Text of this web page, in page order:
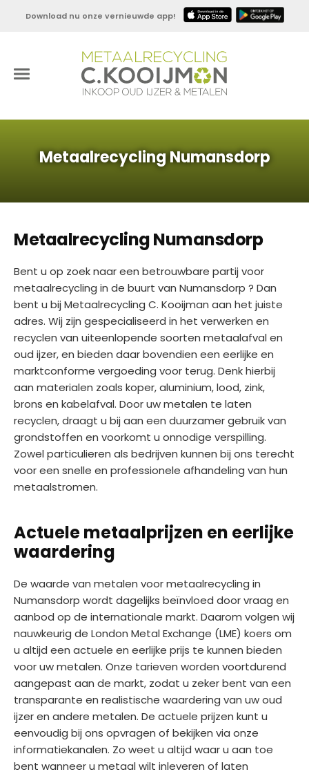
Download nu onze vernieuwde app!
Metaalrecycling Numansdorp
Metaalrecycling Numansdorp
Bent u op zoek naar een betrouwbare partij voor
metaalrecycling in de buurt van Numansdorp ? Dan
bent u bij Metaalrecycling C. Kooijman aan het juiste
adres. Wij zijn gespecialiseerd in het verwerken en
recyclen van uiteenlopende soorten metaalafval en
oud ijzer, en bieden daar bovendien een eerlijke en
marktconforme vergoeding voor terug. Denk hierbij
aan materialen zoals koper, aluminium, lood, zink,
brons en kabelafval. Door uw metalen te laten
recyclen, draagt u bij aan een duurzamer gebruik van
grondstoffen en voorkomt u onnodige verspilling.
Zowel particulieren als bedrijven kunnen bij ons terecht
voor een snelle en professionele afhandeling van hun
metaalstromen.
Actuele metaalprijzen en eerlijke
waardering
De waarde van metalen voor metaalrecycling in
Numansdorp wordt dagelijks beïnvloed door vraag en
aanbod op de internationale markt. Daarom volgen wij
nauwkeurig de London Metal Exchange (LME) koers om
u altijd een actuele en eerlijke prijs te kunnen bieden
voor uw metalen. Onze tarieven worden voortdurend
aangepast aan de markt, zodat u zeker bent van een
transparante en realistische waardering van uw oud
ijzer en andere metalen. De actuele prijzen kunt u
eenvoudig bij ons opvragen of bekijken via onze
informatiekanalen. Zo weet u altijd waar u aan toe
bent wanneer u metaal wilt inleveren of laten